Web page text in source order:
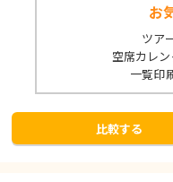
お
ツア
空席カレ
一覧印
比較する